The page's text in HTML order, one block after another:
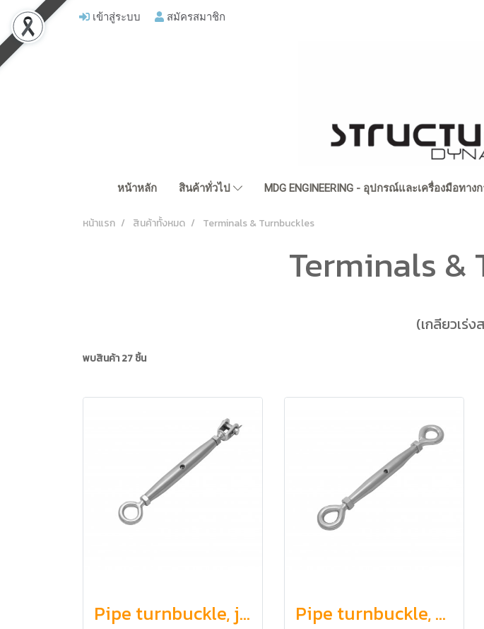
เข้าสู่ระบบ สมัครสมาชิก
หน้าหลัก สินค้าทั่วไป MDG ENGINEERING - อุปกรณ์และเครื่องมือทาง
หน้าแรก สินค้าทั้งหมด Terminals & Turnbuckles
Terminals &
(เกลียวเร่ง
พบสินค้า 27 ชิ้น
Pipe turnbuckle, jaw and eye Pipe turnbuckle, eye and eye